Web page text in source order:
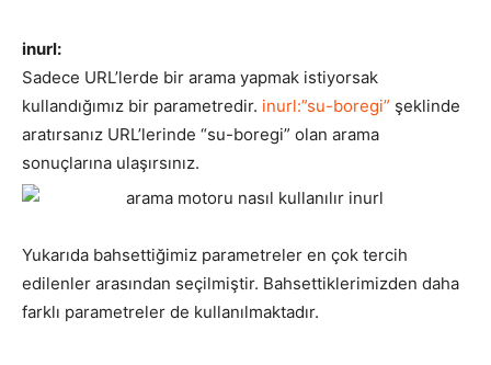
inurl:
Sadece URL’lerde bir arama yapmak istiyorsak
kullandığımız bir parametredir. inurl:”su-boregi” şeklinde
aratırsanız URL’lerinde “su-boregi” olan arama
sonuçlarına ulaşırsınız.
Yukarıda bahsettiğimiz parametreler en çok tercih
edilenler arasından seçilmiştir. Bahsettiklerimizden daha
farklı parametreler de kullanılmaktadır.